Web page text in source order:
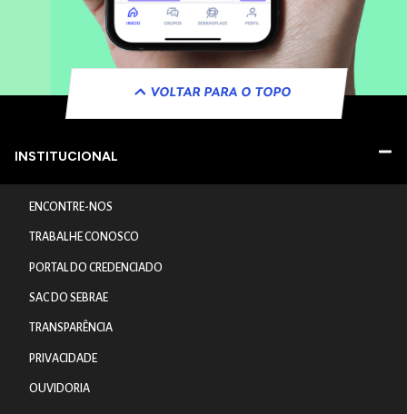
VOLTAR PARA O TOPO
INSTITUCIONAL
ENCONTRE-NOS
TRABALHE CONOSCO
PORTAL DO CREDENCIADO
SAC DO SEBRAE
TRANSPARÊNCIA
PRIVACIDADE
OUVIDORIA